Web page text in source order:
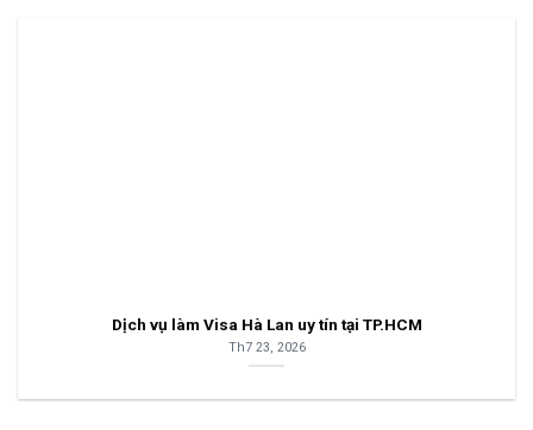
Dịch vụ làm Visa Hà Lan uy tín tại TP.HCM
Th7 23, 2026